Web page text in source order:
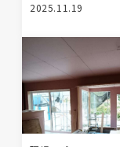
2025.11.19